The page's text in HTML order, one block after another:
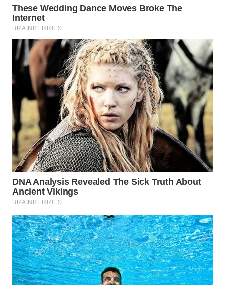
WN
INDRAMAYU
WN
KUNINGAN
WN
MAJALENGKA
WN
SUBANG
WN
SUKABUMI
WN
PURWAKARTA
WN
PRIANGAN
TIMUR
WN